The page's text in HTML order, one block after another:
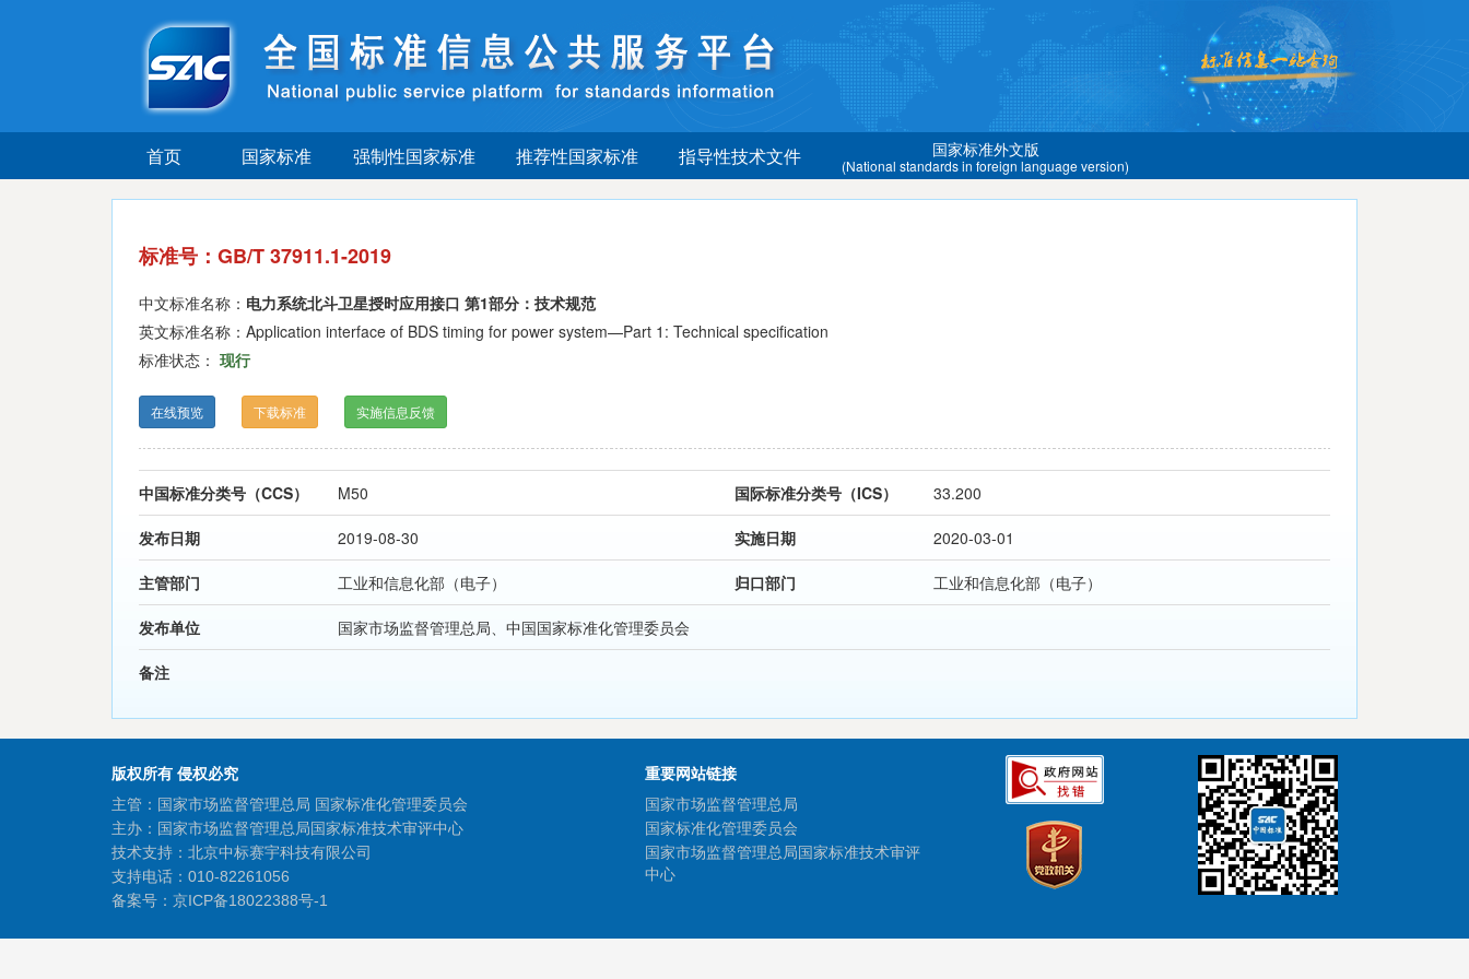
首页 国家标准 强制性国家标准 推荐性国家标准 指导性技术文件 国家标准外文版
(National standards in foreign language version)
标准号：GB/T 37911.1-2019
中文标准名称： 电力系统北斗卫星授时应用接口 第1部分：技术规范
英文标准名称：Application interface of BDS timing for power system—Part 1: Technical specification
标准状态： 现行
在线预览 下载标准 实施信息反馈
中国标准分类号（CCS） M50 国际标准分类号（ICS） 33.200
发布日期 2019-08-30 实施日期 2020-03-01
主管部门 工业和信息化部（电子） 归口部门 工业和信息化部（电子）
发布单位 国家市场监督管理总局、中国国家标准化管理委员会
备注
版权所有 侵权必究
主管：国家市场监督管理总局 国家标准化管理委员会
主办：国家市场监督管理总局国家标准技术审评中心
技术支持：北京中标赛宇科技有限公司
支持电话：010-82261056
备案号： 京ICP备18022388号-1
重要网站链接
国家市场监督管理总局
国家标准化管理委员会
国家市场监督管理总局国家标准技术审评
中心